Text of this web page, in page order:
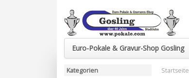
Euro-Pokale & Gravur-Shop Gosling
Startseite
Kategorien